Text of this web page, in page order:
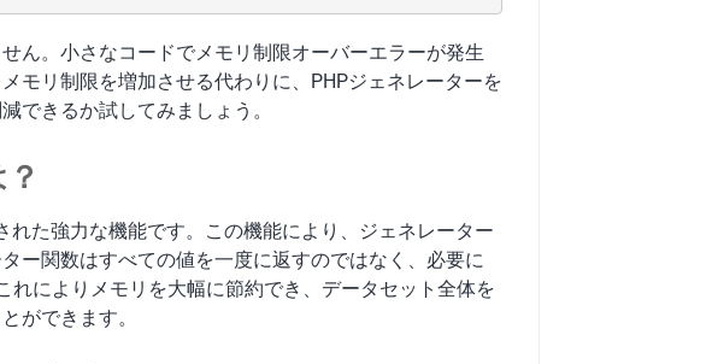
ん。小さなコードでメモリ制限オーバーエラーが発生
モリ制限を増加させる代わりに、PHPジェネレーターを
できるか試してみましょう。
れた強力な機能です。この機能により、ジェネレーター
ー関数はすべての値を一度に返すのではなく、必要に
れによりメモリを大幅に節約でき、データセット全体を
ができます。